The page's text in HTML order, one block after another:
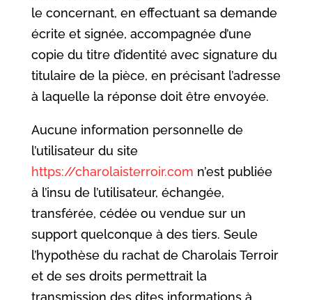
le concernant, en effectuant sa demande
écrite et signée, accompagnée d’une
copie du titre d’identité avec signature du
titulaire de la pièce, en précisant l’adresse
à laquelle la réponse doit être envoyée.
Aucune information personnelle de
l’utilisateur du site
https://charolaisterroir.com n’est publiée
à l’insu de l’utilisateur, échangée,
transférée, cédée ou vendue sur un
support quelconque à des tiers. Seule
l’hypothèse du rachat de Charolais Terroir
et de ses droits permettrait la
transmission des dites informations à